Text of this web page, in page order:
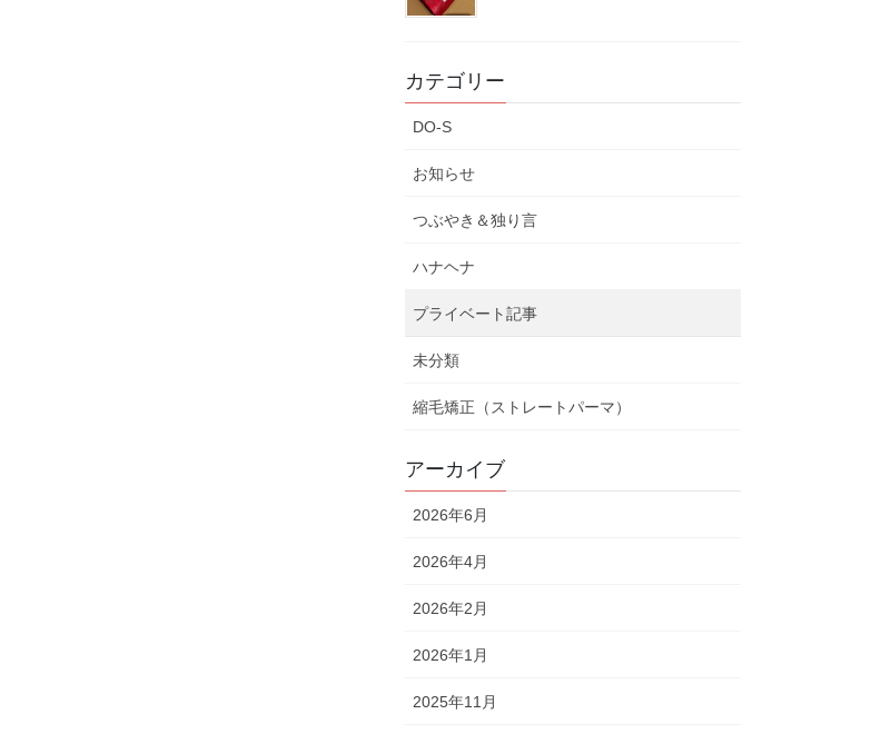
カテゴリー
DO-S
お知らせ
つぶやき＆独り言
ハナヘナ
プライベート記事
未分類
縮毛矯正（ストレートパーマ）
アーカイブ
2026年6月
2026年4月
2026年2月
2026年1月
2025年11月